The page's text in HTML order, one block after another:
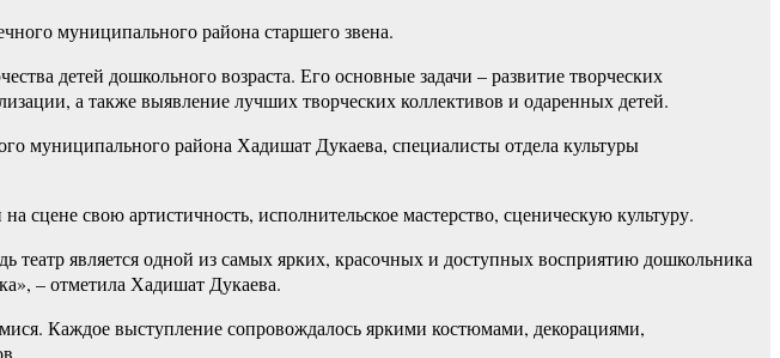
муниципального района старшего звена.
детей дошкольного возраста. Его основные задачи – развитие творческих
а также выявление лучших творческих коллективов и одаренных детей.
муниципального района Хадишат Дукаева, специалисты отдела культуры
свою артистичность, исполнительское мастерство, сценическую культуру.
театр является одной из самых ярких, красочных и доступных восприятию дошкольника
– отметила Хадишат Дукаева.
Каждое выступление сопровождалось яркими костюмами, декорациями,